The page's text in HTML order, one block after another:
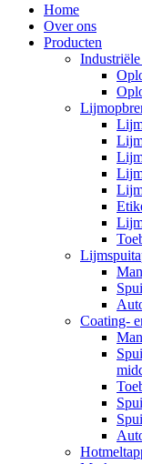
Home
Over ons
Producten
Coating-